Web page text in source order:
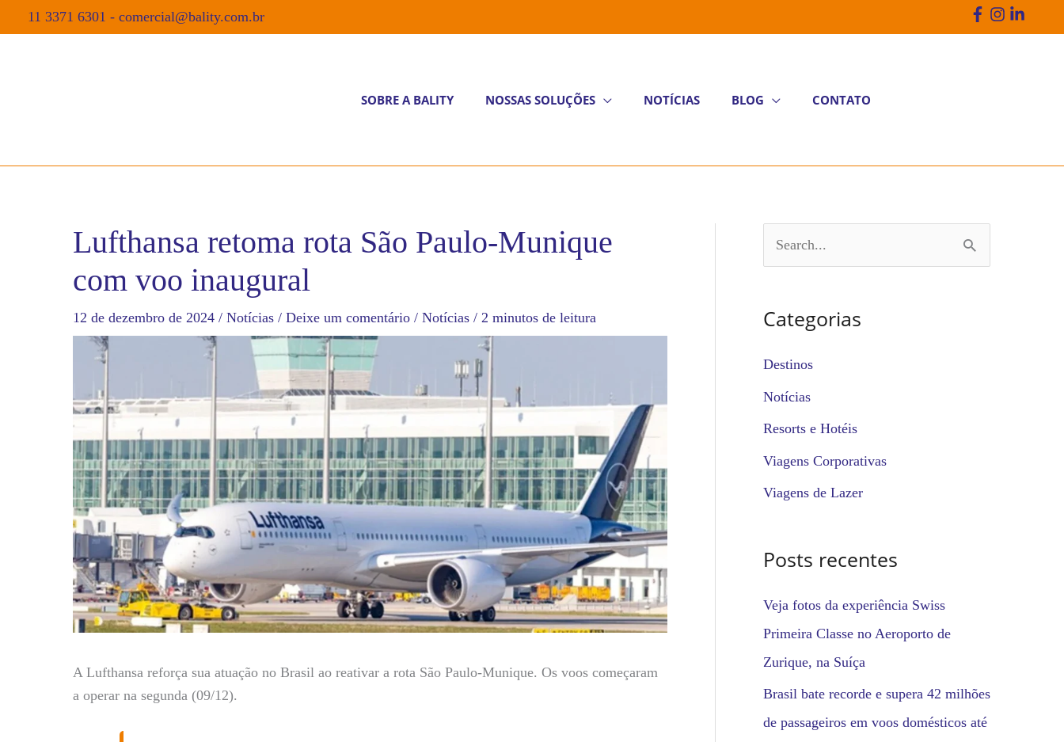
11 3371 6301 - comercial@bality.com.br
SOBRE A BALITY NOSSAS SOLUÇÕES NOTÍCIAS BLOG CONTATO
Lufthansa retoma rota São Paulo-Munique
com voo inaugural
12 de dezembro de 2024 / Notícias / Deixe um comentário / Notícias / 2 minutos de leitura
A Lufthansa reforça sua atuação no Brasil ao reativar a rota São Paulo-Munique. Os voos começaram
a operar na segunda (09/12).
u
i
s
r
Categorias
Destinos
Notícias
Resorts e Hotéis
Viagens Corporativas
Viagens de Lazer
Posts recentes
Veja fotos da experiência Swiss
Primeira Classe no Aeroporto de
Zurique, na Suíça
Brasil bate recorde e supera 42 milhões
de passageiros em voos domésticos até